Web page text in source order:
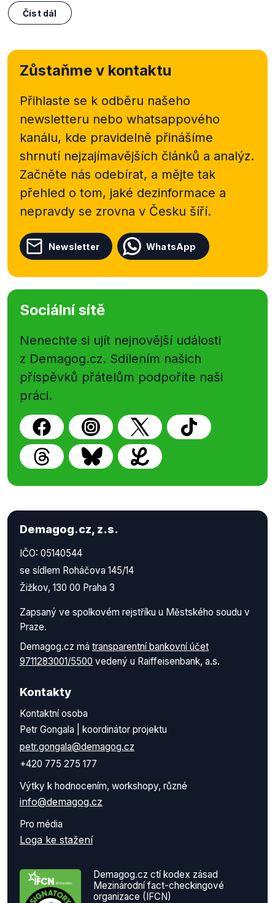
Číst dál
Zůstaňme v kontaktu
Přihlaste se k odběru našeho
newsletteru nebo whatsappového
kanálu, kde pravidelně přinášíme
shrnutí nejzajímavějších článků a analýz.
Začněte nás odebírat, a mějte tak
přehled o tom, jaké dezinformace a
nepravdy se zrovna v Česku šíří.
Newsletter WhatsApp
Sociální sítě
Nenechte si ujít nejnovější události
z Demagog.cz. Sdílením našich
příspěvků přátelům podpoříte naši
práci.
Demagog.cz, z.s.
IČO: 05140544
se sídlem Roháčova 145/14
Žižkov, 130 00 Praha 3
Zapsaný ve spolkovém rejstříku u Městského soudu v
Praze.
Demagog.cz má transparentní bankovní účet
9711283001/5500 vedený u Raiffeisenbank, a.s.
Kontakty
Kontaktní osoba
Petr Gongala | koordinátor projektu
petr.gongala@demagog.cz
+420 775 275 177
Výtky k hodnocením, workshopy, různé
info@demagog.cz
Pro média
Loga ke stažení
Demagog.cz ctí kodex zásad
Mezinárodní fact-checkingové
organizace (IFCN)